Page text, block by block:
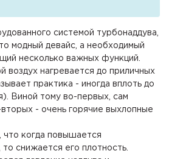
системой турбонаддува,
модный девайс, а необходимый
несколько важных функций.
воздух нагревается до приличных
практика - иногда вплоть до
Виной тому во-первых, сам
- очень горячие выхлопные
что когда повышается
снижается его плотность.